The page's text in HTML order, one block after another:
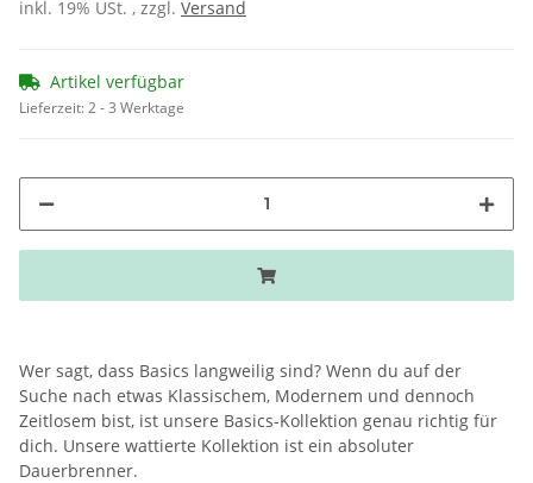
inkl. 19% USt. , zzgl. Versand
Artikel verfügbar
Lieferzeit:2 - 3 Werktage
Wer sagt, dass Basics langweilig sind? Wenn du auf der
Suche nach etwas Klassischem, Modernem und dennoch
Zeitlosem bist, ist unsere Basics-Kollektion genau richtig für
dich. Unsere wattierte Kollektion ist ein absoluter
Dauerbrenner.